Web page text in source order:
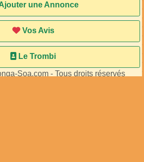
une Annonce
Vos Avis
Le Trombi
Soa.com - Tous droits réservés